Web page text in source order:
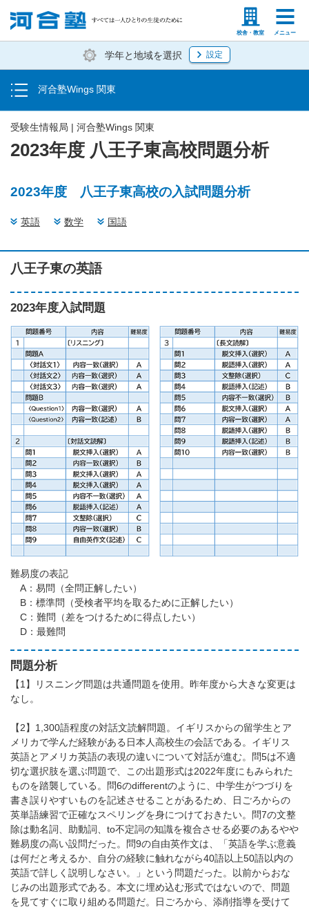
校舎・教室 メニュー
塾生の方 高等学校の先生
学年と地域を選択 設定
河合塾Wings 関東
お申し込み方法
受験生情報局
2023年度 八王子東高校問題分析
受験生情報局 | 河合塾Wings 関東
2023年度 八王子東高校の入試問題分析
英語 数学 国語
八王子東の英語
2023年度入試問題
難易度の表記
A：易問（全問正解したい）
B：標準問（受検者平均を取るために正解したい）
C：難問（差をつけるために得点したい）
D：最難問
問題分析
【1】リスニング問題は共通問題を使用。昨年度から大きな変更は
なし。
【2】1,300語程度の対話文読解問題。イギリスからの留学生とア
メリカで学んだ経験がある日本人高校生の会話である。イギリス
英語とアメリカ英語の表現の違いについて対話が進む。問5は不適
切な選択肢を選ぶ問題で、この出題形式は2022年度にもみられた
ものを踏襲している。問6のdifferentのように、中学生がつづりを
書き誤りやすいものを記述させることがあるため、日ごろからの
英単語練習で正確なスペリングを身につけておきたい。問7の文整
除は動名詞、助動詞、to不定詞の知識を複合させる必要のあるやや
難易度の高い設問だった。問9の自由英作文は、「英語を学ぶ意義
は何だと考えるか、自分の経験に触れながら40語以上50語以内の
英語で詳しく説明しなさい。」という問題だった。以前からおな
じみの出題形式である。本文に埋め込む形式ではないので、問題
を見てすぐに取り組める問題だ。日ごろから、添削指導を受けて